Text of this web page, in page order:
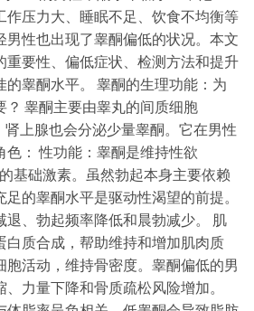
作压力大、睡眠不足、饮食不均衡等
男性也出现了睾酮偏低的状况。本文
重要性、偏低症状、检测方法和提升
的睾酮水平。 睾酮的生理功能：为
？ 睾酮主要由睾丸的间质细胞
肾上腺也会分泌少量睾酮。它在男性
色： 性功能：睾酮是维持性欲
基础激素。虽然勃起本身主要依赖
的睾酮水平是驱动性渴望的前提。
退、勃起频率降低和晨勃减少。 肌
白质合成，帮助维持和增加肌肉质
胞活动，维持骨密度。睾酮偏低的男
力量下降和骨质疏松风险增加。